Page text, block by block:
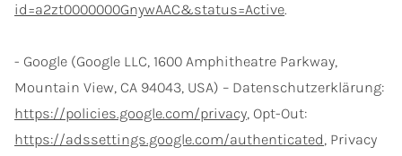
id=a2zt0000000GnywAAC&status=Active.
- Google (Google LLC, 1600 Amphitheatre Parkway,
Mountain View, CA 94043, USA) – Datenschutzerklärung:
https://policies.google.com/privacy, Opt-Out:
https://adssettings.google.com/authenticated, Privacy